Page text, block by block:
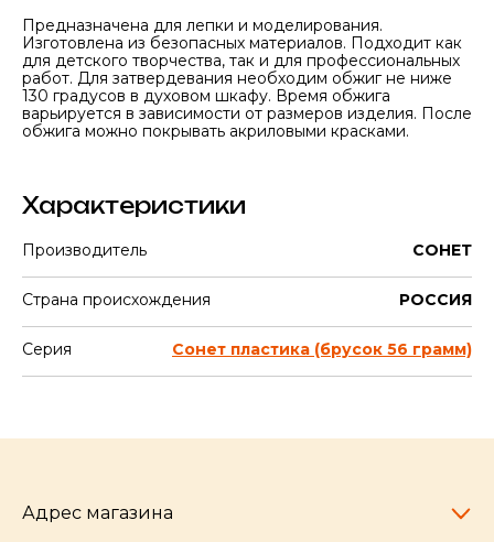
Предназначена для лепки и моделирования.
Изготовлена из безопасных материалов. Подходит как
для детского творчества, так и для профессиональных
работ. Для затвердевания необходим обжиг не ниже
130 градусов в духовом шкафу. Время обжига
варьируется в зависимости от размеров изделия. После
обжига можно покрывать акриловыми красками.
Характеристики
Производитель СОНЕТ
Страна происхождения РОССИЯ
Серия Сонет пластика (брусок 56 грамм)
Адрес магазина